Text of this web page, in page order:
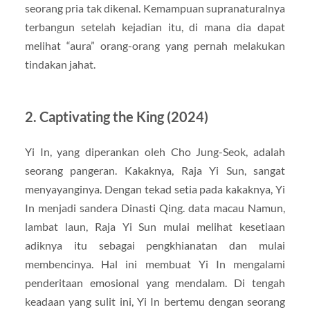
seorang pria tak dikenal. Kemampuan supranaturalnya
terbangun setelah kejadian itu, di mana dia dapat
melihat “aura” orang-orang yang pernah melakukan
tindakan jahat.
2. Captivating the King (2024)
Yi In, yang diperankan oleh Cho Jung-Seok, adalah
seorang pangeran. Kakaknya, Raja Yi Sun, sangat
menyayanginya. Dengan tekad setia pada kakaknya, Yi
In menjadi sandera Dinasti Qing. data macau Namun,
lambat laun, Raja Yi Sun mulai melihat kesetiaan
adiknya itu sebagai pengkhianatan dan mulai
membencinya. Hal ini membuat Yi In mengalami
penderitaan emosional yang mendalam. Di tengah
keadaan yang sulit ini, Yi In bertemu dengan seorang